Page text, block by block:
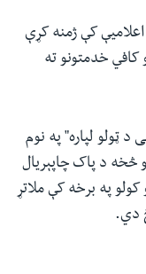
کې ژمنه کړې
کافي خدمتونو ته
ټولو لپاره" په نوم
څخه د پاک چاپېریال
کولو په برخه کې ملاتړ
دي.